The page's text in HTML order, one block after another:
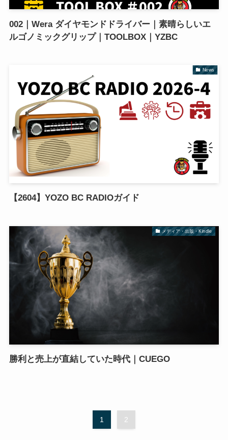
002｜Wera ダイヤモンドドライバー｜素晴らしいエ
ルゴノミックグリップ｜TOOLBOX｜YZBC
News
【2604】YOZO BC RADIOガイド
メディア・出版・Kindle
勝利と売上が直結していた時代｜CUEGO
1 2